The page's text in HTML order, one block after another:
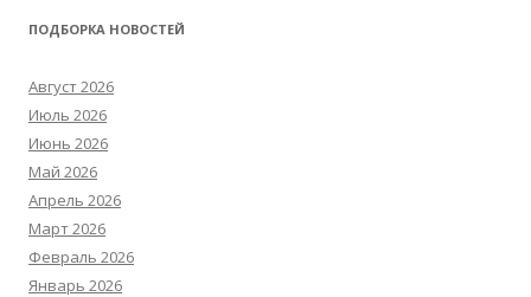
ПОДБОРКА НОВОСТЕЙ
Август 2026
Июль 2026
Июнь 2026
Май 2026
Апрель 2026
Март 2026
Февраль 2026
Январь 2026